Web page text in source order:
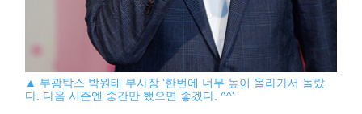
▲ 부광탁스 박원태 부사장 '한번에 너무 높이 올라가서 놀랐
다. 다음 시즌엔 중간만 했으면 좋겠다. ^^'